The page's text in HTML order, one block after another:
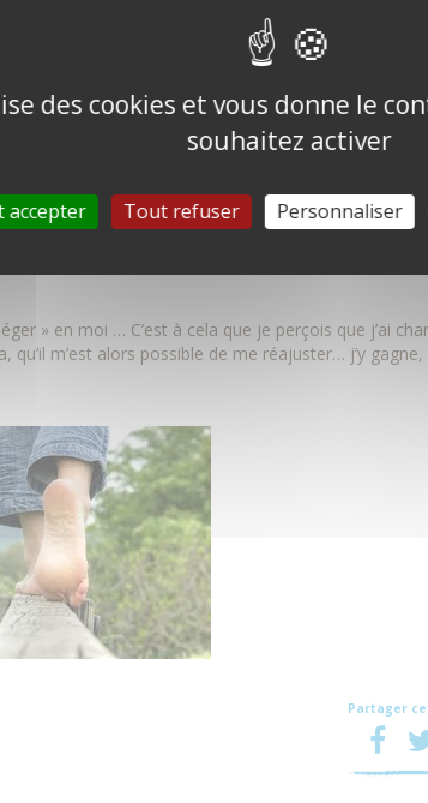
fluide, léger … sans attente … pleinement libre…
confiant, ancré, au service de l’autre, de la vie !
peur… Peur que l’autre se perde, ne fasse pas le
la mauvaise décision … Et je perçois alors
ferme. Je ne suis plus réellement à son écoute, à
pression, d’influencer … C’est alors ma peur qui
» en moi … C’est à cela que je perçois que j’ai
qu’il m’est alors possible de me réajuster… j’y gagne,
Partager
des cookies et vous donne le
souhaitez activer
accepter Tout refuser Personnaliser